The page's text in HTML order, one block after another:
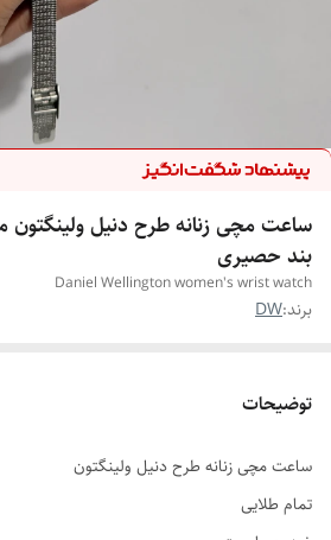
ساعت مچی زنانه طرح دنیل
بند حصیری
Daniel Wellington women's wrist watch
برند:DW
توضیحات
ساعت مچی زنانه طرح دنیل ولینگتون
تمام طلایی